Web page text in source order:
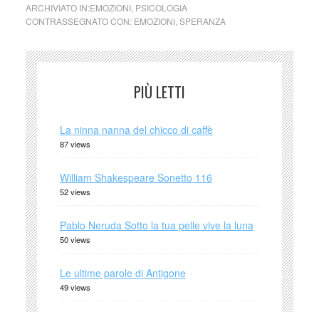
ARCHIVIATO IN:EMOZIONI, PSICOLOGIA
CONTRASSEGNATO CON: EMOZIONI, SPERANZA
PIÙ LETTI
La ninna nanna del chicco di caffè
87 views
William Shakespeare Sonetto 116
52 views
Pablo Neruda Sotto la tua pelle vive la luna
50 views
Le ultime parole di Antigone
49 views